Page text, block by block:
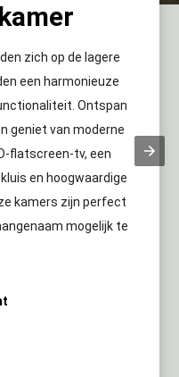
zich op de lagere
een harmonieuze
Ontspan
geniet van moderne
flatscreen-tv, een
en hoogwaardige
kamers zijn perfect
mogelijk te